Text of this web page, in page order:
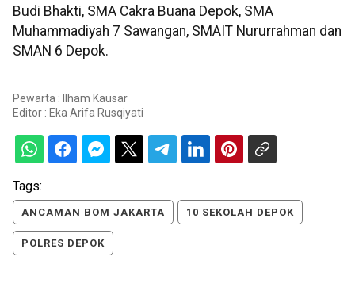
Budi Bhakti, SMA Cakra Buana Depok, SMA
Muhammadiyah 7 Sawangan, SMAIT Nururrahman dan
SMAN 6 Depok.
Pewarta : Ilham Kausar
Editor : Eka Arifa Rusqiyati
Tags:
ANCAMAN BOM JAKARTA 10 SEKOLAH DEPOK
POLRES DEPOK